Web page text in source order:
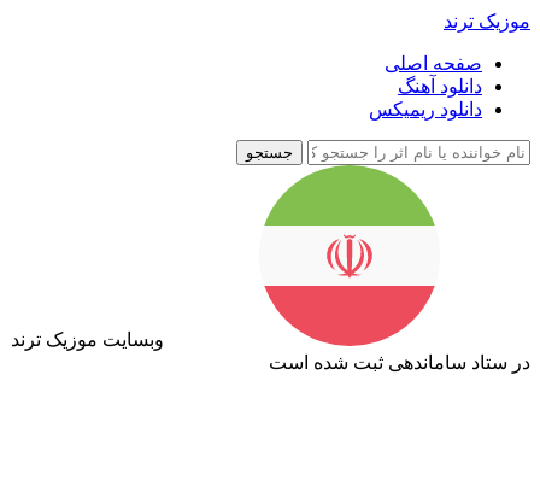
موزیک ترند
صفحه اصلی
دانلود آهنگ
دانلود ریمیکس
جستجو
وبسایت موزیک ترند
در ستاد ساماندهی ثبت شده است